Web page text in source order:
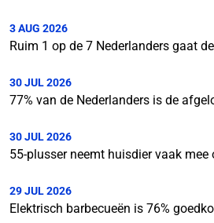
3 AUG 2026
Ruim 1 op de 7 Nederlanders gaat
30 JUL 2026
77% van de Nederlanders is de
30 JUL 2026
55-plusser neemt huisdier vaak
29 JUL 2026
Elektrisch barbecueën is 76%